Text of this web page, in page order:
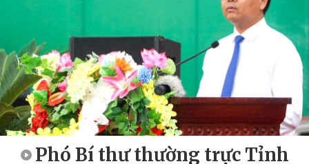
Phó Bí thư thường trực Tỉnh